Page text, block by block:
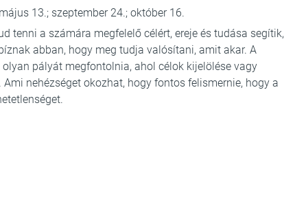
13.; szeptember 24.; október 16.
tenni a számára megfelelő célért, ereje és tudása segítik,
abban, hogy meg tudja valósítani, amit akar. A
pályát megfontolnia, ahol célok kijelölése vagy
nehézséget okozhat, hogy fontos felismernie, hogy a